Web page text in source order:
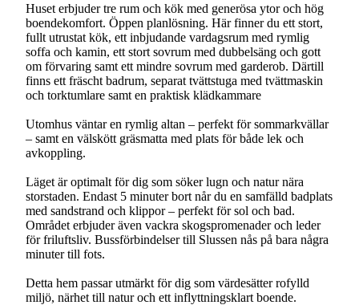
Huset erbjuder tre rum och kök med generösa ytor och hög
boendekomfort. Öppen planlösning. Här finner du ett stort,
fullt utrustat kök, ett inbjudande vardagsrum med rymlig
soffa och kamin, ett stort sovrum med dubbelsäng och gott
om förvaring samt ett mindre sovrum med garderob. Därtill
finns ett fräscht badrum, separat tvättstuga med tvättmaskin
och torktumlare samt en praktisk klädkammare
Utomhus väntar en rymlig altan – perfekt för sommarkvällar
– samt en välskött gräsmatta med plats för både lek och
avkoppling.
Läget är optimalt för dig som söker lugn och natur nära
storstaden. Endast 5 minuter bort når du en samfälld badplats
med sandstrand och klippor – perfekt för sol och bad.
Området erbjuder även vackra skogspromenader och leder
för friluftsliv. Bussförbindelser till Slussen nås på bara några
minuter till fots.
Detta hem passar utmärkt för dig som värdesätter rofylld
miljö, närhet till natur och ett inflyttningsklart boende.